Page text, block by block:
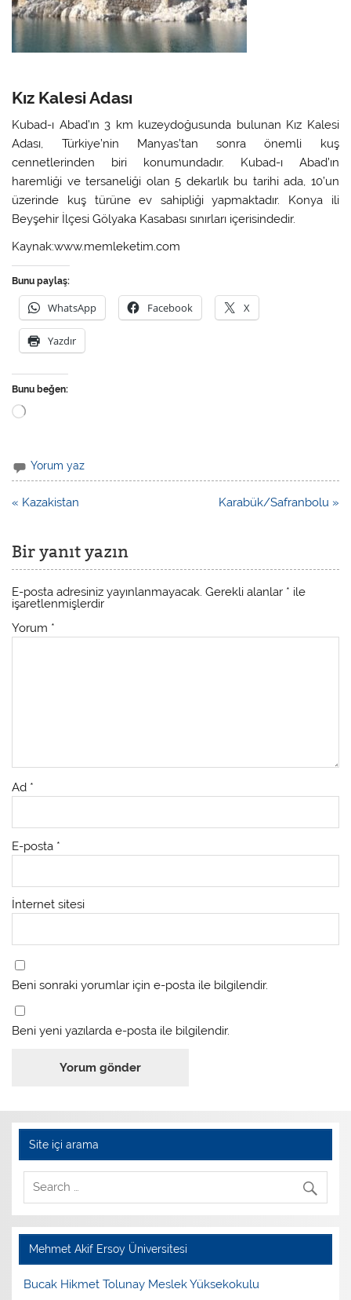
Kız Kalesi Adası
Kubad-ı Abad’ın 3 km kuzeydoğusunda bulunan Kız Kalesi
Adası, Türkiye’nin Manyas’tan sonra önemli kuş
cennetlerinden biri konumundadır. Kubad-ı Abad’ın
haremliği ve tersaneliği olan 5 dekarlık bu tarihi ada, 10’un
üzerinde kuş türüne ev sahipliği yapmaktadır. Konya ili
Beyşehir İlçesi Gölyaka Kasabası sınırları içerisindedir.
Kaynak:www.memleketim.com
Bunu paylaş:
WhatsApp Facebook X
Yazdır
Bunu beğen:
Yükleniyor...
Yorum yaz
« Kazakistan Karabük/Safranbolu »
Bir yanıt yazın
E-posta adresiniz yayınlanmayacak. Gerekli alanlar * ile
işaretlenmişlerdir
Yorum *
Ad *
E-posta *
İnternet sitesi
Beni sonraki yorumlar için e-posta ile bilgilendir.
Beni yeni yazılarda e-posta ile bilgilendir.
Site içi arama
Mehmet Akif Ersoy Üniversitesi
Bucak Hikmet Tolunay Meslek Yüksekokulu